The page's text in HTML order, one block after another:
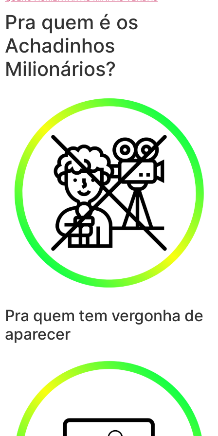
Pra quem é os
Achadinhos
Milionários?
Pra quem tem vergonha de
aparecer